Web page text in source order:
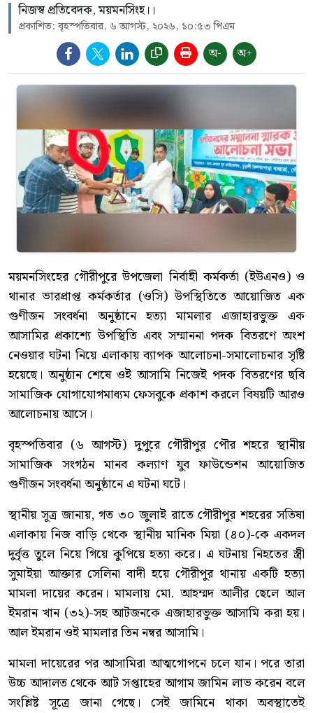
নিজস্ব প্রতিবেদক, ময়মনসিংহ।।
প্রকাশিত: বৃহস্পতিবার, ৬ আগস্ট, ২০২৬, ১০:৫৩ পিএম
অ- অ+
ময়মনসিংহের গৌরীপুরে উপজেলা নির্বাহী কর্মকর্তা (ইউএনও) ও
থানার ভারপ্রাপ্ত কর্মকর্তার (ওসি) উপস্থিতিতে আয়োজিত এক
গুণীজন সংবর্ধনা অনুষ্ঠানে হত্যা মামলার এজাহারভুক্ত এক
আসামির প্রকাশ্যে উপস্থিতি এবং সম্মাননা পদক বিতরণে অংশ
নেওয়ার ঘটনা নিয়ে এলাকায় ব্যাপক আলোচনা-সমালোচনার সৃষ্টি
হয়েছে। অনুষ্ঠান শেষে ওই আসামি নিজেই পদক বিতরণের ছবি
সামাজিক যোগাযোগমাধ্যম ফেসবুকে প্রকাশ করলে বিষয়টি আরও
আলোচনায় আসে।
বৃহস্পতিবার (৬ আগস্ট) দুপুরে গৌরীপুর পৌর শহরে স্থানীয়
সামাজিক সংগঠন মানব কল্যাণ যুব ফাউন্ডেশন আয়োজিত
গুণীজন সংবর্ধনা অনুষ্ঠানে এ ঘটনা ঘটে।
স্থানীয় সূত্র জানায়, গত ৩০ জুলাই রাতে গৌরীপুর শহরের সতিষা
এলাকায় নিজ বাড়ি থেকে স্থানীয় মানিক মিয়া (৪০)-কে একদল
দুর্বৃত্ত তুলে নিয়ে গিয়ে কুপিয়ে হত্যা করে। এ ঘটনায় নিহতের স্ত্রী
সুমাইয়া আক্তার সেলিনা বাদী হয়ে গৌরীপুর থানায় একটি হত্যা
মামলা দায়ের করেন। মামলায় মো. আহম্মদ আলীর ছেলে আল
ইমরান খান (৩২)-সহ আটজনকে এজাহারভুক্ত আসামি করা হয়।
আল ইমরান ওই মামলার তিন নম্বর আসামি।
মামলা দায়েরের পর আসামিরা আত্মগোপনে চলে যান। পরে তারা
উচ্চ আদালত থেকে আট সপ্তাহের আগাম জামিন লাভ করেন বলে
সংশ্লিষ্ট সূত্রে জানা গেছে। সেই জামিনে থাকা অবস্থাতেই